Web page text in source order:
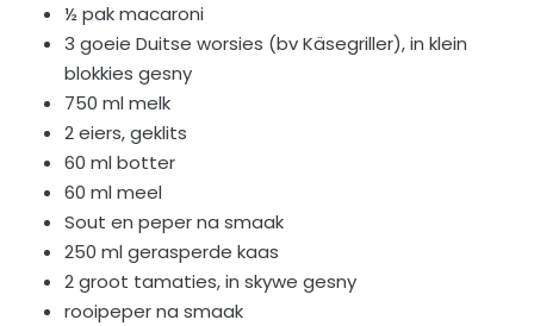
½ pak macaroni
3 goeie Duitse worsies (bv Käsegriller), in klein
blokkies gesny
750 ml melk
2 eiers, geklits
60 ml botter
60 ml meel
Sout en peper na smaak
250 ml gerasperde kaas
2 groot tamaties, in skywe gesny
rooipeper na smaak